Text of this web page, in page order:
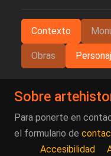
Contexto
Obras
Sobre
Para ponerte en
el formulario de
Accesibilidad